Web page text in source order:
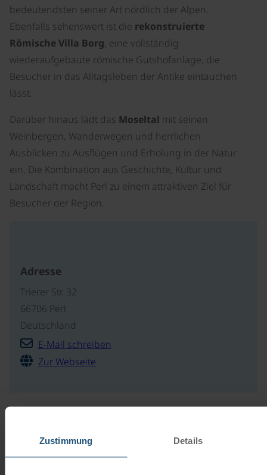
Zustimmung Details
bedeutendsten seiner Art nördlich der Alpen.
Ebenfalls sehenswert ist die rekonstruierte
Römische Villa Borg, eine vollständig
wiederaufgebaute römische Gutshofanlage, die
Besucher in das Alltagsleben der Antike eintauchen
lässt.
Darüber hinaus lädt das Moseltal mit seinen
Weinbergen, Wanderwegen und herrlichen
Ausblicken zu Ausflügen und Erholung in der Natur
ein. Die Kombination aus Geschichte, Kultur und
Landschaft macht Perl zu einem attraktiven Ziel für
Besucher der Region.
Adresse
Trierer Str. 32
66706 Perl
Deutschland
E-Mail schreiben
Zur Webseite
Radreisen, Kreuzfahrten und
Radkreuzfahrten